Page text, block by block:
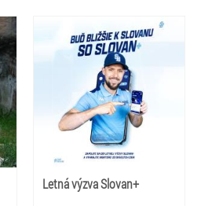
Letná výzva Slovan+